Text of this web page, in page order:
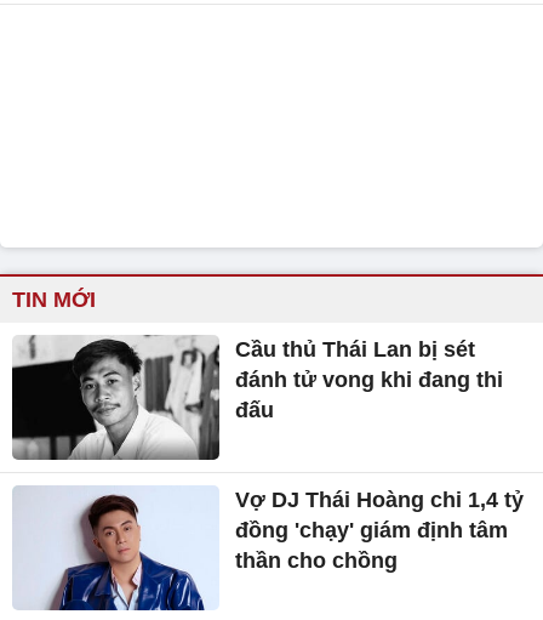
TIN MỚI
Cầu thủ Thái Lan bị sét
đánh tử vong khi đang thi
đấu
Vợ DJ Thái Hoàng chi 1,4 tỷ
đồng 'chạy' giám định tâm
thần cho chồng